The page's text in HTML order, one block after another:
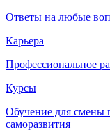
Ответы на любые
Карьера
Профессиональное
Курсы
Обучение для смены
саморазвития